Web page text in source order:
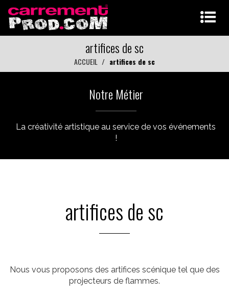
artifices de sc
ACCUEIL artifices de sc
Notre Métier
La créativité artistique au service de vos événements
!
artifices de sc
Nous vous proposons des artifices scénique tel que des
projecteurs de flammes.